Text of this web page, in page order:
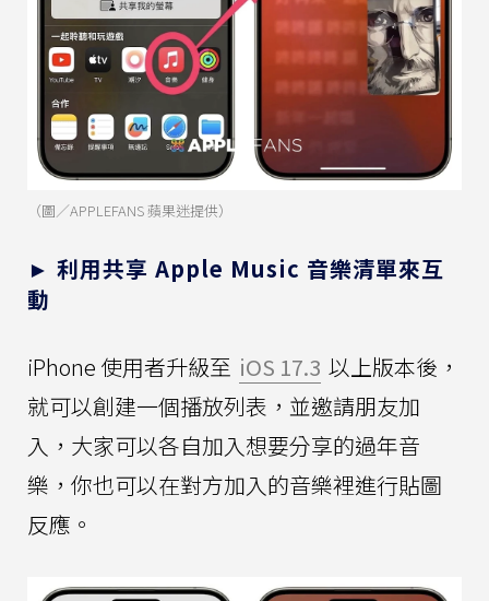
（圖／APPLEFANS 蘋果迷提供）
► 利用共享 Apple Music 音樂清單來互
動
iPhone 使用者升級至 iOS 17.3 以上版本後，
就可以創建一個播放列表，並邀請朋友加
入，大家可以各自加入想要分享的過年音
樂，你也可以在對方加入的音樂裡進行貼圖
反應。